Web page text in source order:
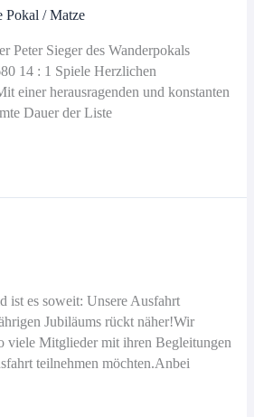
Pokal /Matze
Peter Sieger des Wanderpokals
14 : 1 Spiele Herzlichen
einer herausragenden und konstanten
Dauer der Liste
ist es soweit: Unsere Ausfahrt
Jubiläums rückt näher!Wir
viele Mitglieder mit ihren Begleitungen
teilnehmen möchten.Anbei